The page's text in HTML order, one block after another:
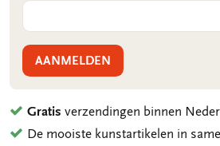
AANMELDEN
Gratis verzendingen binnen
De mooiste kunstartikelen in